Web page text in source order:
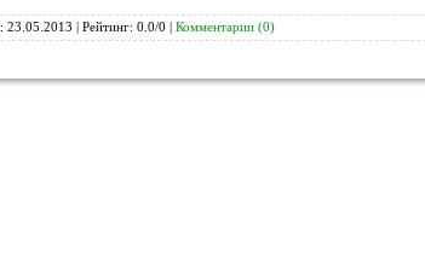
23.05.2013 | Рейтинг: 0.0/0 | Комментарии (0)